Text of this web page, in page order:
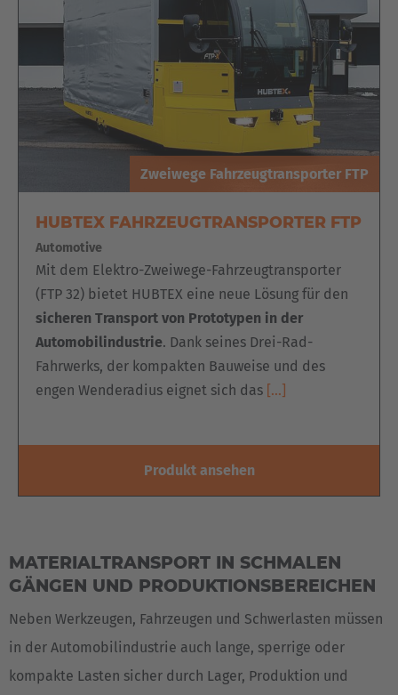
Österreich
Polska
Türkiye
English Neutral
Zweiwege Fahrzeugtransporter FTP
HUBTEX FAHRZEUGTRANSPORTER FTP
Automotive
Mit dem Elektro-Zweiwege-Fahrzeugtransporter
(FTP 32) bietet HUBTEX eine neue Lösung für den
sicheren Transport von Prototypen in der
Automobilindustrie. Dank seines Drei-Rad-
Fahrwerks, der kompakten Bauweise und des
engen Wenderadius eignet sich das […]
Produkt ansehen
MATERIALTRANSPORT IN SCHMALEN
GÄNGEN UND PRODUKTIONSBEREICHEN
Neben Werkzeugen, Fahrzeugen und Schwerlasten müssen
in der Automobilindustrie auch lange, sperrige oder
kompakte Lasten sicher durch Lager, Produktion und